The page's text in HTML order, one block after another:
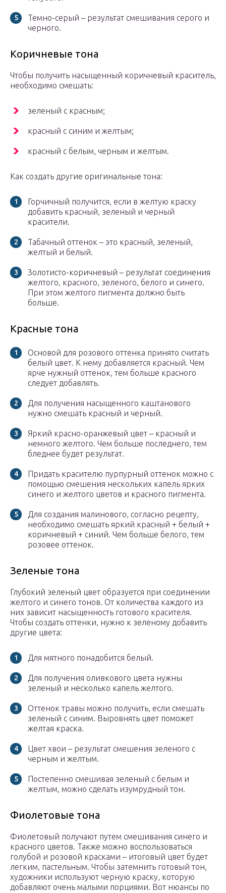
Темно-серый – результат смешивания серого и
черного.
Коричневые тона
Чтобы получить насыщенный коричневый краситель,
необходимо смешать:
зеленый с красным;
красный с синим и желтым;
красный с белым, черным и желтым.
Как создать другие оригинальные тона:
Горчичный получится, если в желтую краску
добавить красный, зеленый и черный
красители.
Табачный оттенок – это красный, зеленый,
желтый и белый.
Золотисто-коричневый – результат соединения
желтого, красного, зеленого, белого и синего.
При этом желтого пигмента должно быть
больше.
Красные тона
Основой для розового оттенка принято считать
белый цвет. К нему добавляется красный. Чем
ярче нужный оттенок, тем больше красного
следует добавлять.
Для получения насыщенного каштанового
нужно смешать красный и черный.
Яркий красно-оранжевый цвет – красный и
немного желтого. Чем больше последнего, тем
бледнее будет результат.
Придать красителю пурпурный оттенок можно с
помощью смешения нескольких капель ярких
синего и желтого цветов и красного пигмента.
Для создания малинового, согласно рецепту,
необходимо смешать яркий красный + белый +
коричневый + синий. Чем больше белого, тем
розовее оттенок.
Зеленые тона
Глубокий зеленый цвет образуется при соединении
желтого и синего тонов. От количества каждого из
них зависит насыщенность готового красителя.
Чтобы создать оттенки, нужно к зеленому добавить
другие цвета:
Для мятного понадобится белый.
Для получения оливкового цвета нужны
зеленый и несколько капель желтого.
Оттенок травы можно получить, если смешать
зеленый с синим. Выровнять цвет поможет
желтая краска.
Цвет хвои – результат смешения зеленого с
черным и желтым.
Постепенно смешивая зеленый с белым и
желтым, можно сделать изумрудный тон.
Фиолетовые тона
Фиолетовый получают путем смешивания синего и
красного цветов. Также можно воспользоваться
голубой и розовой красками – итоговый цвет будет
легким, пастельным. Чтобы затемнить готовый тон,
художники используют черную краску, которую
добавляют очень малыми порциями. Вот нюансы по